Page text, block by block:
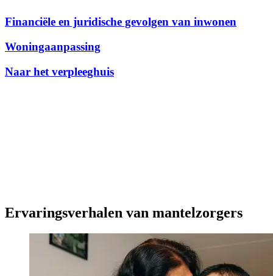
Financiële en juridische gevolgen van inwonen
Woningaanpassing
Naar het verpleeghuis
Ervaringsverhalen van mantelzorgers